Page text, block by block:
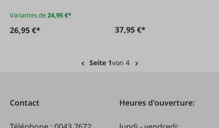
Variantes de24,95 €*
26,95 €* 37,95 €*
Seite 1von 4
Contact Heures d'ouverture: